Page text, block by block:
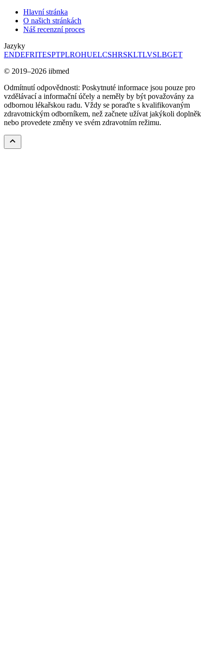
Hlavní stránka
O našich stránkách
Náš recenzní proces
Jazyky
ENDEFRITESPTPLROHUELCSHRSKLTLVSLBGET
© 2019–2026 iibmed
Odmítnutí odpovědnosti: Poskytnuté informace jsou pouze pro
vzdělávací a informační účely a neměly by být považovány za
odbornou lékařskou radu. Vždy se poraďte s kvalifikovaným
zdravotnickým odborníkem, než začnete užívat jakýkoli doplněk
nebo provedete změny ve svém zdravotním režimu.